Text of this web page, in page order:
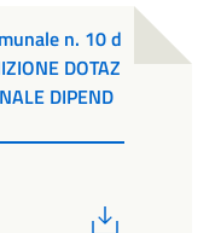
n. 10 d
DOTAZ
DIPEND